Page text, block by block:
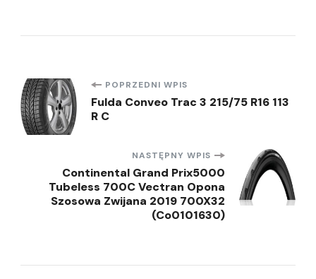
Nawigacja
wpisu
POPRZEDNI WPIS
Fulda Conveo Trac 3 215/75 R16 113
R C
NASTĘPNY WPIS
Continental Grand Prix5000
Tubeless 700C Vectran Opona
Szosowa Zwijana 2019 700X32
(Co0101630)